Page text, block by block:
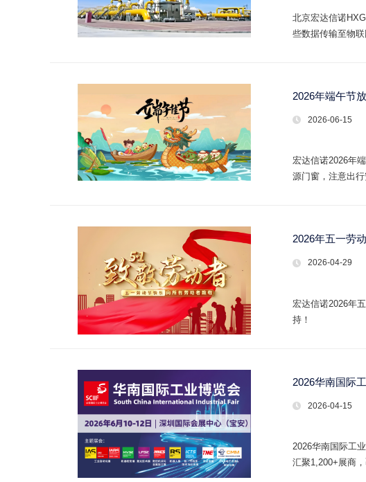
北京宏达信诺
些数据传输至物
2026年端午节
2026-06-15
宏达信诺2026年
源门窗，注意出
2026年五一劳
2026-04-29
宏达信诺2026年
持！
2026华南国际
2026-04-15
2026华南国际工
汇聚1,200+展商